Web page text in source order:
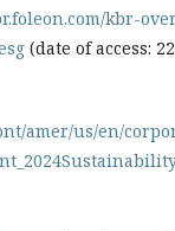
kbr-
(date of access:
amer/us/en/